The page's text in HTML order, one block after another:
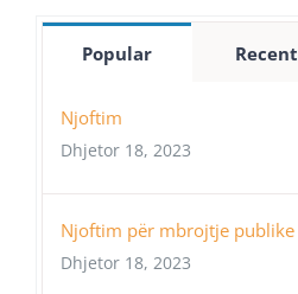
Popular Recent
Njoftim
Dhjetor 18, 2023
Njoftim për mbrojtje publike
Dhjetor 18, 2023